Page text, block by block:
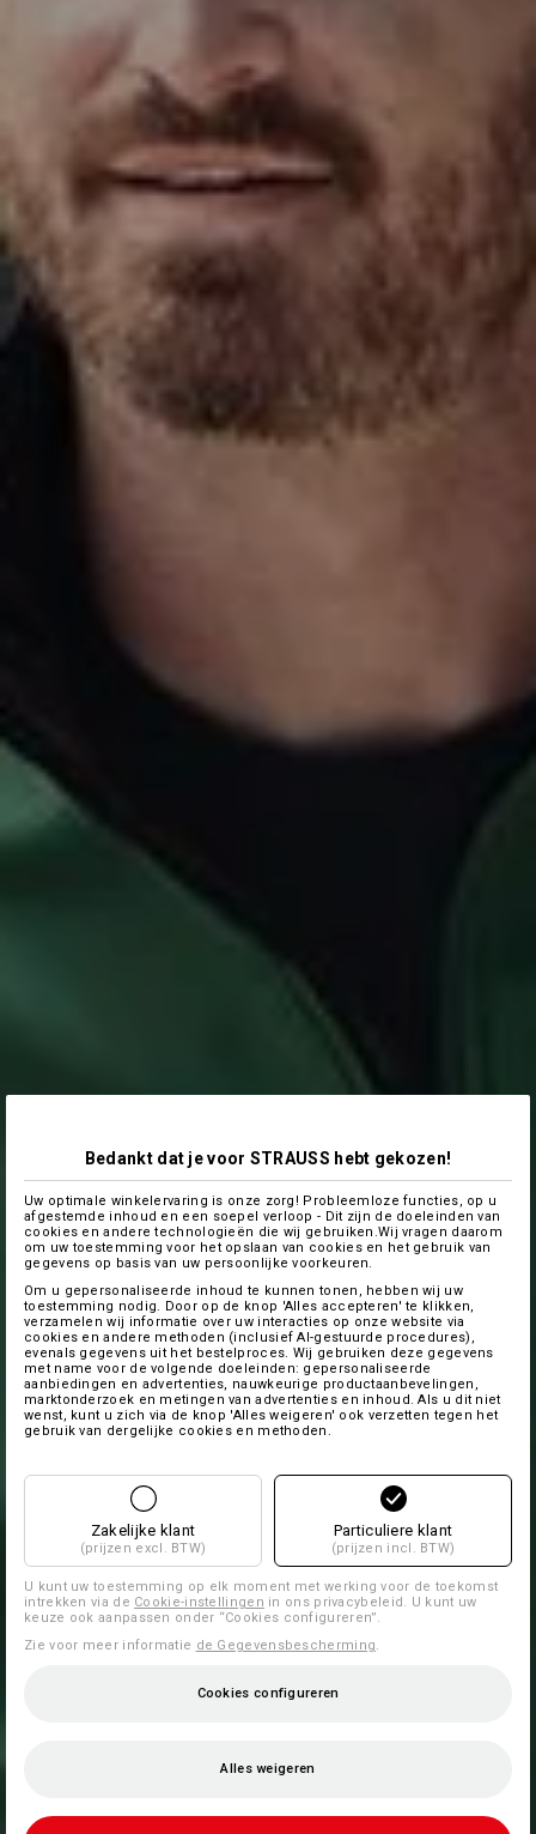
Bedankt dat je voor STRAUSS hebt gekozen!
Uw optimale winkelervaring is onze zorg! Probleemloze functies, op u
afgestemde inhoud en een soepel verloop - Dit zijn de doeleinden van
cookies en andere technologieën die wij gebruiken.Wij vragen daarom
om uw toestemming voor het opslaan van cookies en het gebruik van
gegevens op basis van uw persoonlijke voorkeuren.
Om u gepersonaliseerde inhoud te kunnen tonen, hebben wij uw
toestemming nodig. Door op de knop 'Alles accepteren' te klikken,
verzamelen wij informatie over uw interacties op onze website via
cookies en andere methoden (inclusief AI-gestuurde procedures),
evenals gegevens uit het bestelproces. Wij gebruiken deze gegevens
met name voor de volgende doeleinden: gepersonaliseerde
aanbiedingen en advertenties, nauwkeurige productaanbevelingen,
marktonderzoek en metingen van advertenties en inhoud. Als u dit niet
wenst, kunt u zich via de knop 'Alles weigeren' ook verzetten tegen het
gebruik van dergelijke cookies en methoden.
Zakelijke klant
(prijzen excl. BTW)
Particuliere klant
(prijzen incl. BTW)
U kunt uw toestemming op elk moment met werking voor de toekomst
intrekken via de Cookie-instellingen in ons privacybeleid. U kunt uw
keuze ook aanpassen onder “Cookies configureren”.
Zie voor meer informatie de Gegevensbescherming
Cookies configureren
Alles weigeren